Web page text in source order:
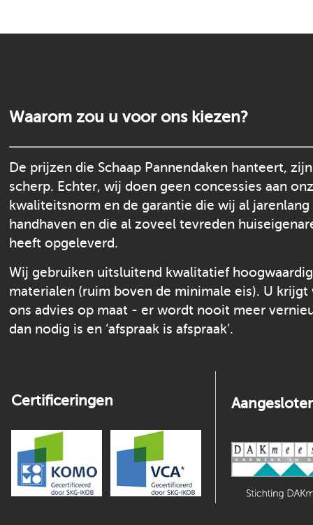
Waarom zou u voor ons kiezen?
De prijzen die Schaap Pannendaken hanteert,
scherp. Echter, wij doen geen concessies aan
kwaliteitsnorm en de garantie die wij al jarenlang
handhaven en die al zoveel tevreden
heeft opgeleverd.
Wij gebruiken uitsluitend kwalitatief
materialen (ruim boven de minimale eis). U krijgt
ons advies op maat - er wordt nooit meer
dan nodig is en ‘afspraak is afspraak’.
Certificeringen